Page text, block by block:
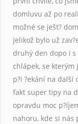
domluvu až po
možné se ješt?
jelikož bylo už
druhý den dopo i s
chlápek, se
p?i ?ekání na další
fakt super tipy na
opravdu moc
nahoru, kde si nás